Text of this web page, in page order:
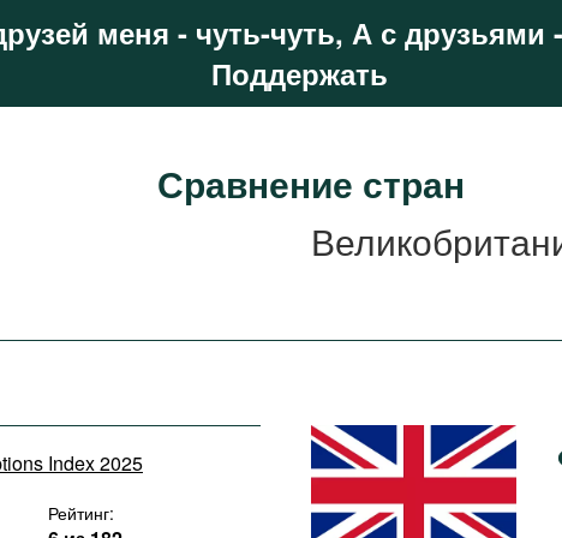
меня - чуть-чуть, А с друзьями
Поддержать
Сравнение стран
Index 2025
Рейтинг: